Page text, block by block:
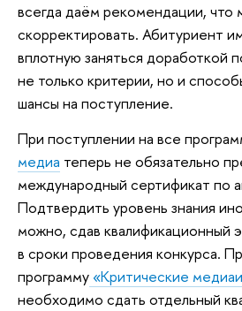
всегда даём рекомендации, что
скорректировать. Абитуриент
вплотную заняться доработкой
не только критерии, но и
шансы на поступление.
При поступлении на все
медиа теперь не обязательно
международный сертификат по
Подтвердить уровень знания
можно, сдав
в сроки проведения конкурса.
программу «Критические
необходимо сдать отдельный